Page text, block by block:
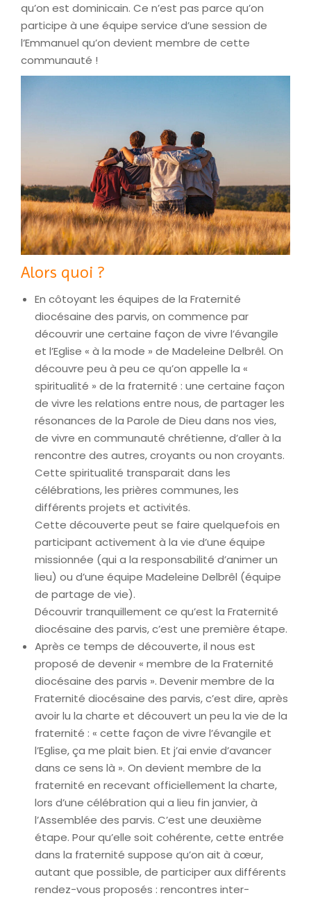
qu’on est dominicain. Ce n’est pas parce qu’on
participe à une équipe service d’une session de
l’Emmanuel qu’on devient membre de cette
communauté !
Alors quoi ?
En côtoyant les équipes de la Fraternité
diocésaine des parvis, on commence par
découvrir une certaine façon de vivre l’évangile
et l’Eglise « à la mode » de Madeleine Delbrêl. On
découvre peu à peu ce qu’on appelle la «
spiritualité » de la fraternité : une certaine façon
de vivre les relations entre nous, de partager les
résonances de la Parole de Dieu dans nos vies,
de vivre en communauté chrétienne, d’aller à la
rencontre des autres, croyants ou non croyants.
Cette spiritualité transparait dans les
célébrations, les prières communes, les
différents projets et activités.
Cette découverte peut se faire quelquefois en
participant activement à la vie d’une équipe
missionnée (qui a la responsabilité d’animer un
lieu) ou d’une équipe Madeleine Delbrêl (équipe
de partage de vie).
Découvrir tranquillement ce qu’est la Fraternité
diocésaine des parvis, c’est une première étape.
Après ce temps de découverte, il nous est
proposé de devenir « membre de la Fraternité
diocésaine des parvis ». Devenir membre de la
Fraternité diocésaine des parvis, c’est dire, après
avoir lu la charte et découvert un peu la vie de la
fraternité : « cette façon de vivre l’évangile et
l’Eglise, ça me plait bien. Et j’ai envie d’avancer
dans ce sens là ». On devient membre de la
fraternité en recevant officiellement la charte,
lors d’une célébration qui a lieu fin janvier, à
l’Assemblée des parvis. C’est une deuxième
étape. Pour qu’elle soit cohérente, cette entrée
dans la fraternité suppose qu’on ait à cœur,
autant que possible, de participer aux différents
rendez-vous proposés : rencontres inter-